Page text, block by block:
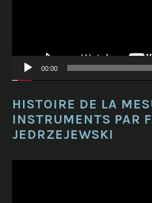
00:00
HISTOIRE DE LA
INSTRUMENTS PAR
JEDRZEJEWSKI